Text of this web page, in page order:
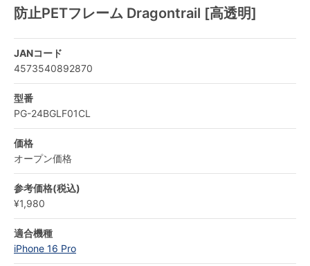
防止PETフレーム Dragontrail [高透明]
JANコード
4573540892870
型番
PG-24BGLF01CL
価格
オープン価格
参考価格(税込)
¥1,980
適合機種
iPhone 16 Pro